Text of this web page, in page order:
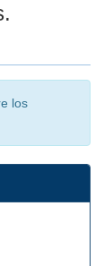
los